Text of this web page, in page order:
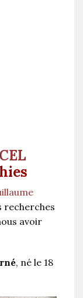
recherches
avoir
, né le 18